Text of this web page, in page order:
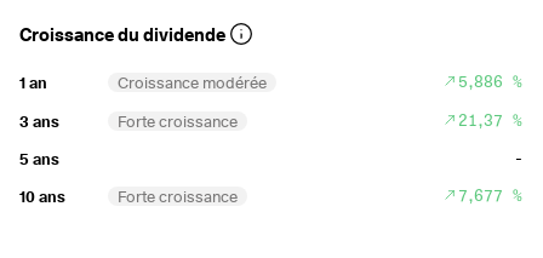
05.04.2023
5,25 %
5,25 %
2021
Payé
15.11.2021
2,74 %
Croissance du dividende
1 an Croissance modérée 5,886 %
3 ans Forte croissance
21,37 %
5 ans
-
10 ans Forte croissance 7,677 %